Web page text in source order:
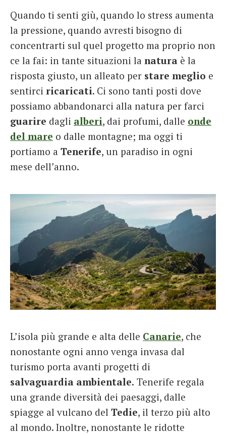
Italiano
Quando ti senti giù, quando lo stress aumenta
la pressione, quando avresti bisogno di
concentrarti sul quel progetto ma proprio non
ce la fai: in tante situazioni la natura è la
risposta giusto, un alleato per stare meglio e
sentirci ricaricati. Ci sono tanti posti dove
possiamo abbandonarci alla natura per farci
guarire dagli alberi, dai profumi, dalle onde
del mare o dalle montagne; ma oggi ti
portiamo a Tenerife, un paradiso in ogni
mese dell’anno.
L’isola più grande e alta delle Canarie, che
nonostante ogni anno venga invasa dal
turismo porta avanti progetti di
salvaguardia ambientale. Tenerife regala
una grande diversità dei paesaggi, dalle
spiagge al vulcano del Tedie, il terzo più alto
al mondo. Inoltre, nonostante le ridotte